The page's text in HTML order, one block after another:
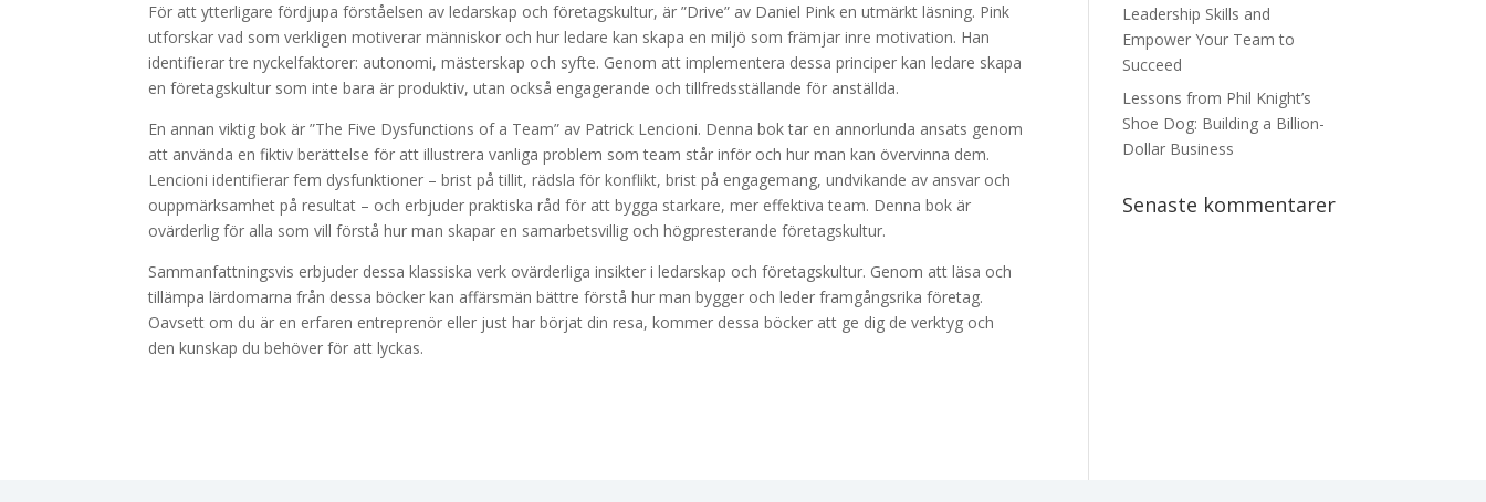
För att ytterligare fördjupa förståelsen av ledarskap och företagskultur, är ”Drive” av Daniel Pink en utmärkt läsning. Pink
utforskar vad som verkligen motiverar människor och hur ledare kan skapa en miljö som främjar inre motivation. Han
identifierar tre nyckelfaktorer: autonomi, mästerskap och syfte. Genom att implementera dessa principer kan ledare skapa
en företagskultur som inte bara är produktiv, utan också engagerande och tillfredsställande för anställda.
En annan viktig bok är ”The Five Dysfunctions of a Team” av Patrick Lencioni. Denna bok tar en annorlunda ansats genom
att använda en fiktiv berättelse för att illustrera vanliga problem som team står inför och hur man kan övervinna dem.
Lencioni identifierar fem dysfunktioner – brist på tillit, rädsla för konflikt, brist på engagemang, undvikande av ansvar och
ouppmärksamhet på resultat – och erbjuder praktiska råd för att bygga starkare, mer effektiva team. Denna bok är
ovärderlig för alla som vill förstå hur man skapar en samarbetsvillig och högpresterande företagskultur.
Sammanfattningsvis erbjuder dessa klassiska verk ovärderliga insikter i ledarskap och företagskultur. Genom att läsa och
tillämpa lärdomarna från dessa böcker kan affärsmän bättre förstå hur man bygger och leder framgångsrika företag.
Oavsett om du är en erfaren entreprenör eller just har börjat din resa, kommer dessa böcker att ge dig de verktyg och
den kunskap du behöver för att lyckas.
Leadership Skills and
Empower Your Team to
Succeed
Lessons from Phil Knight’s
Shoe Dog: Building a Billion-
Dollar Business
Senaste kommentarer